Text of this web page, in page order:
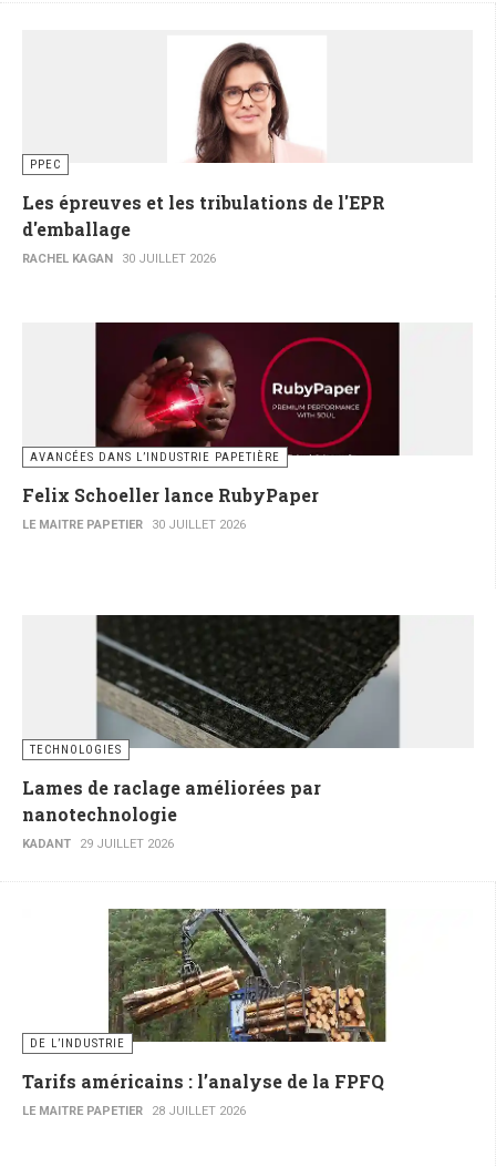
PPEC
Les épreuves et les tribulations de l'EPR
d'emballage
RACHEL KAGAN 30 JUILLET 2026
AVANCÉES DANS L’INDUSTRIE PAPETIÈRE
Felix Schoeller lance RubyPaper
LE MAITRE PAPETIER 30 JUILLET 2026
TECHNOLOGIES
Lames de raclage améliorées par
nanotechnologie
KADANT 29 JUILLET 2026
DE L’INDUSTRIE
Tarifs américains : l’analyse de la FPFQ
LE MAITRE PAPETIER 28 JUILLET 2026